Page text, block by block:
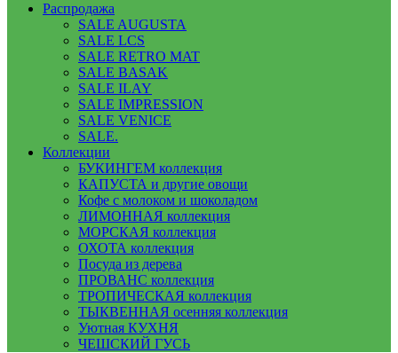
Распродажа
SALE AUGUSTA
SALE LCS
SALE RETRO MAT
SALE BASAK
SALE ILAY
SALE IMPRESSION
SALE VENICE
SALE.
Коллекции
БУКИНГЕМ коллекция
КАПУСТА и другие овощи
Кофе с молоком и шоколадом
ЛИМОННАЯ коллекция
МОРСКАЯ коллекция
ОХОТА коллекция
Посуда из дерева
ПРОВАНС коллекция
ТРОПИЧЕСКАЯ коллекция
ТЫКВЕННАЯ осенняя коллекция
Уютная КУХНЯ
ЧЕШСКИЙ ГУСЬ